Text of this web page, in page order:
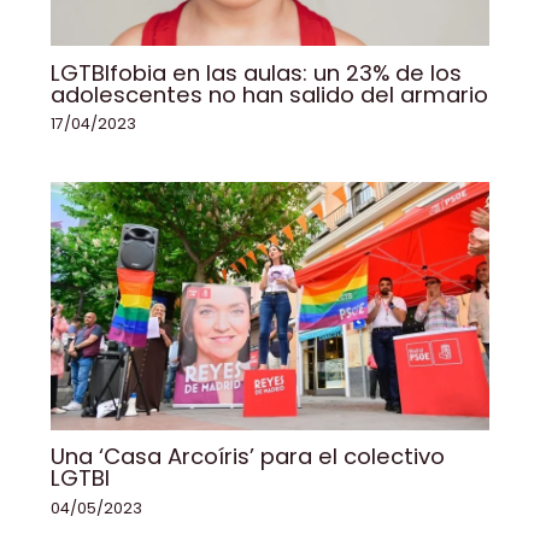
LGTBIfobia en las aulas: un 23% de los
adolescentes no han salido del armario
17/04/2023
Una ‘Casa Arcoíris’ para el colectivo
LGTBI
04/05/2023